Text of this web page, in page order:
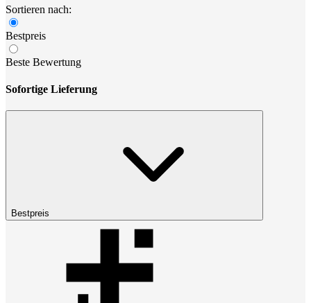
Sortieren nach:
Bestpreis
Beste Bewertung
Sofortige Lieferung
Bestpreis